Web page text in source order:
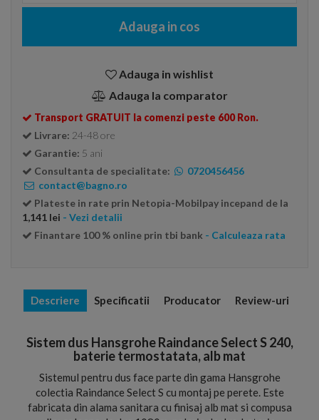
Adauga in cos
Adauga in wishlist
Adauga la comparator
Transport GRATUIT la comenzi peste 600 Ron.
Livrare: 24-48 ore
Garantie: 5 ani
Consultanta de specialitate:
0720456456
contact@bagno.ro
Plateste in rate prin Netopia-Mobilpay incepand de la
1,141 lei - Vezi detalii
Finantare 100 % online prin tbi bank - Calculeaza rata
Descriere Specificatii Producator Review-uri
Sistem dus Hansgrohe Raindance Select S 240,
baterie termostatata, alb mat
Sistemul pentru dus face parte din gama Hansgrohe
colectia Raindance Select S cu montaj pe perete. Este
fabricata din alama sanitara cu finisaj alb mat si compusa